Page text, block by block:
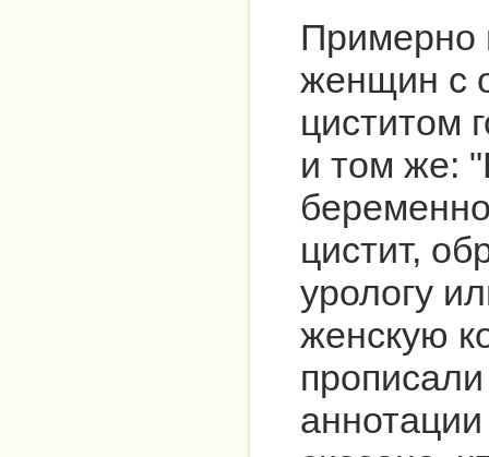
Примерно
женщин с
циститом
и том же:
цистит,
урологу
женскую